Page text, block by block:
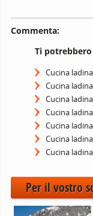
Commenta:
Ti
Cucina ladina
Cucina
Cucina
Cucina
Cucina
Cucina
Cucina
Per il vostro